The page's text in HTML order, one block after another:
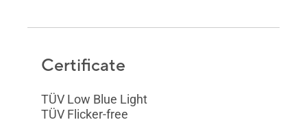
Certificate
TÜV Low Blue Light
TÜV Flicker-free